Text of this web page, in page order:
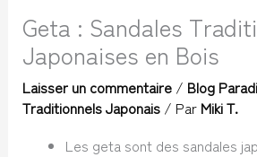
Geta : Sandales
Japonaises en Bois
Laisser un commentaire / Blog
Traditionnels Japonais/ Par Miki T.
Les geta sont des sandales